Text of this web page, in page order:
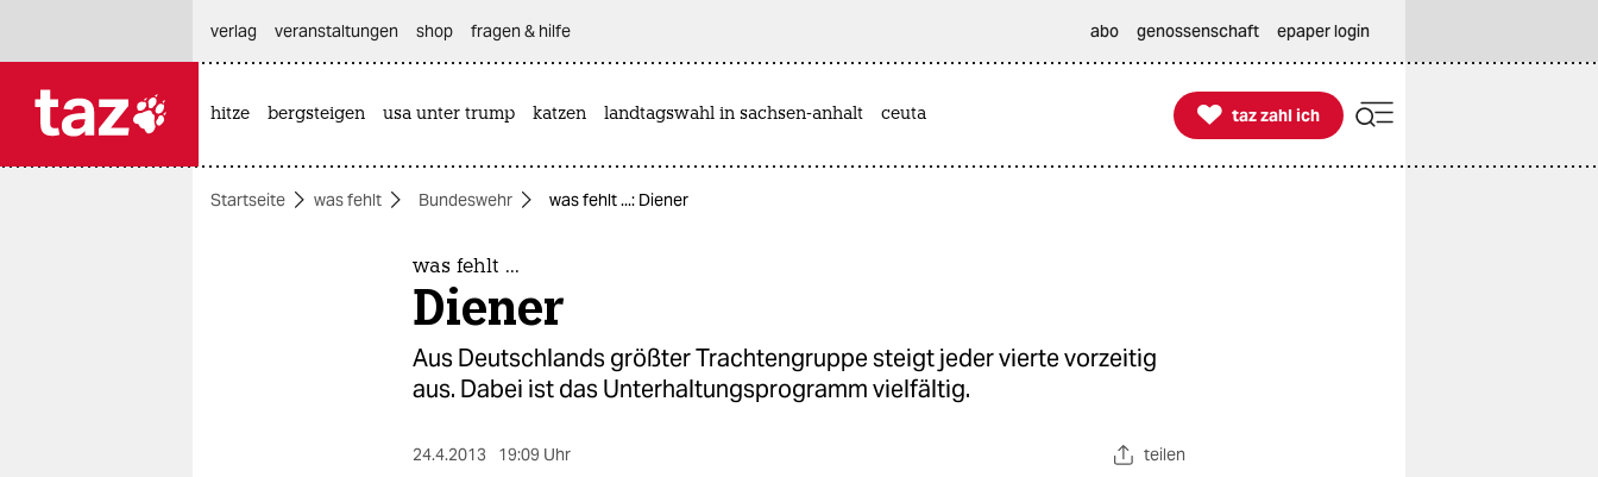
themen
verlag
veranstaltungen shop fragen & hilfe abo genossenschaft epaper login
hitze bergsteigen usa unter trump katzen landtagswahl in sachsen-anhalt ceuta 
taz zahl ich
taz zahl ich
Startseite was fehlt Bundeswehr was fehlt ...: Diener
was fehlt ...
Diener
Aus Deutschlands größter Trachtengruppe steigt jeder vierte vorzeitig
aus. Dabei ist das Unterhaltungsprogramm vielfältig.
24.4.2013 19:09 Uhr teilen